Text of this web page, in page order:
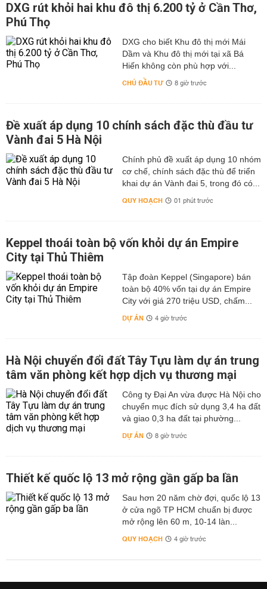
DXG rút khỏi hai khu đô thị 6.200 tỷ ở Cần Thơ,
Phú Thọ
DXG cho biết Khu đô thị mới Mái
Dầm và Khu đô thị mới tại xã Bá
Hiến không còn phù hợp với...
CHỦ ĐẦU TƯ 8 giờ trước
Đề xuất áp dụng 10 chính sách đặc thù đầu tư
Vành đai 5 Hà Nội
Chính phủ đề xuất áp dụng 10 nhóm
cơ chế, chính sách đặc thù để triển
khai dự án Vành đai 5, trong đó có...
QUY HOẠCH 01 phút trước
Keppel thoái toàn bộ vốn khỏi dự án Empire
City tại Thủ Thiêm
Tập đoàn Keppel (Singapore) bán
toàn bộ 40% vốn tại dự án Empire
City với giá 270 triệu USD, chấm...
DỰ ÁN 4 giờ trước
Hà Nội chuyển đổi đất Tây Tựu làm dự án trung
tâm văn phòng kết hợp dịch vụ thương mại
Công ty Đại An vừa được Hà Nội cho
chuyển mục đích sử dụng 3,4 ha đất
và giao 0,3 ha đất tại phường...
DỰ ÁN 8 giờ trước
Thiết kế quốc lộ 13 mở rộng gần gấp ba lần
Sau hơn 20 năm chờ đợi, quốc lộ 13
ở cửa ngõ TP HCM chuẩn bị được
mở rộng lên 60 m, 10-14 làn...
QUY HOẠCH 4 giờ trước